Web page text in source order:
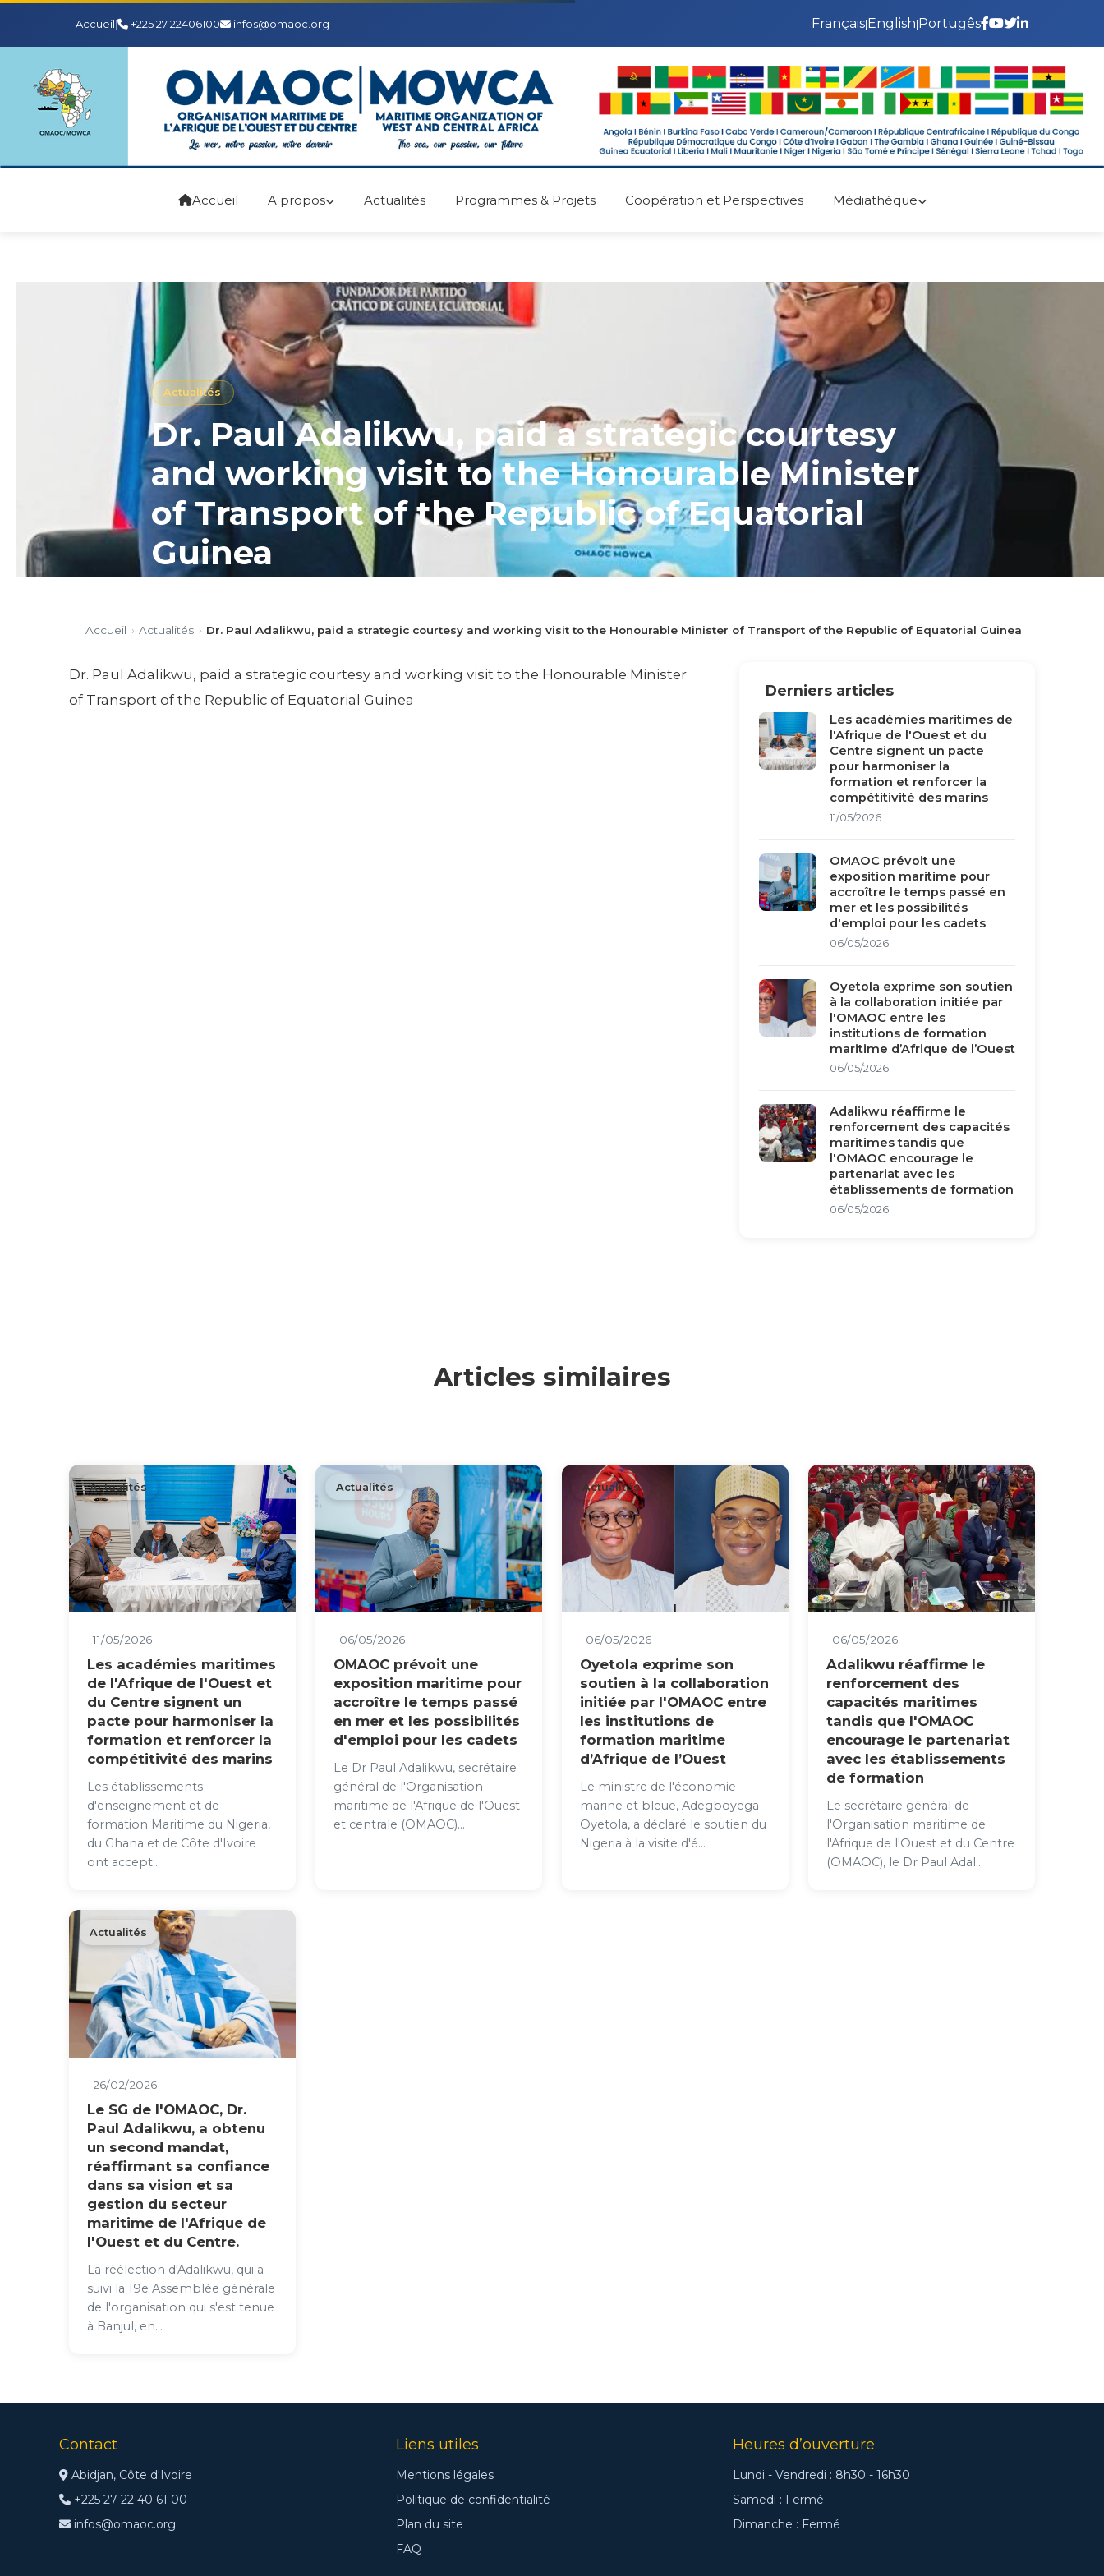
Accueil| +225 27 22406100 infos@omaoc.org Français|English|Portugês
Accueil A propos Actualités Programmes & Projets Coopération et Perspectives Médiathèque
Actualités
Dr. Paul Adalikwu, paid a strategic courtesy
and working visit to the Honourable Minister
of Transport of the Republic of Equatorial
Guinea
Accueil › Actualités › Dr. Paul Adalikwu, paid a strategic courtesy and working visit to the Honourable Minister of Transport of the Republic of Equatorial Guinea
Dr. Paul Adalikwu, paid a strategic courtesy and working visit to the Honourable Minister
of Transport of the Republic of Equatorial Guinea
Derniers articles
Les académies maritimes de
l'Afrique de l'Ouest et du
Centre signent un pacte
pour harmoniser la
formation et renforcer la
compétitivité des marins
11/05/2026
OMAOC prévoit une
exposition maritime pour
accroître le temps passé en
mer et les possibilités
d'emploi pour les cadets
06/05/2026
Oyetola exprime son soutien
à la collaboration initiée par
l'OMAOC entre les
institutions de formation
maritime d’Afrique de l’Ouest
06/05/2026
Adalikwu réaffirme le
renforcement des capacités
maritimes tandis que
l'OMAOC encourage le
partenariat avec les
établissements de formation
06/05/2026
Articles similaires
Actualités
11/05/2026
Les académies maritimes
de l'Afrique de l'Ouest et
du Centre signent un
pacte pour harmoniser la
formation et renforcer la
compétitivité des marins
Les établissements
d'enseignement et de
formation Maritime du Nigeria,
du Ghana et de Côte d'Ivoire
ont accept...
Actualités
06/05/2026
OMAOC prévoit une
exposition maritime pour
accroître le temps passé
en mer et les possibilités
d'emploi pour les cadets
Le Dr Paul Adalikwu, secrétaire
général de l'Organisation
maritime de l'Afrique de l'Ouest
et centrale (OMAOC)...
Actualités
06/05/2026
Oyetola exprime son
soutien à la collaboration
initiée par l'OMAOC entre
les institutions de
formation maritime
d’Afrique de l’Ouest
Le ministre de l'économie
marine et bleue, Adegboyega
Oyetola, a déclaré le soutien du
Nigeria à la visite d'é...
Actualités
06/05/2026
Adalikwu réaffirme le
renforcement des
capacités maritimes
tandis que l'OMAOC
encourage le partenariat
avec les établissements
de formation
Le secrétaire général de
l'Organisation maritime de
l'Afrique de l'Ouest et du Centre
(OMAOC), le Dr Paul Adal...
Actualités
26/02/2026
Le SG de l'OMAOC, Dr.
Paul Adalikwu, a obtenu
un second mandat,
réaffirmant sa confiance
dans sa vision et sa
gestion du secteur
maritime de l'Afrique de
l'Ouest et du Centre.
La réélection d'Adalikwu, qui a
suivi la 19e Assemblée générale
de l'organisation qui s'est tenue
à Banjul, en...
Contact
Abidjan, Côte d'Ivoire
+225 27 22 40 61 00
infos@omaoc.org
Liens utiles
Mentions légales
Politique de confidentialité
Plan du site
FAQ
Heures d’ouverture
Lundi - Vendredi : 8h30 - 16h30
Samedi : Fermé
Dimanche : Fermé